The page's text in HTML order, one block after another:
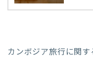
カンボジア旅行に関